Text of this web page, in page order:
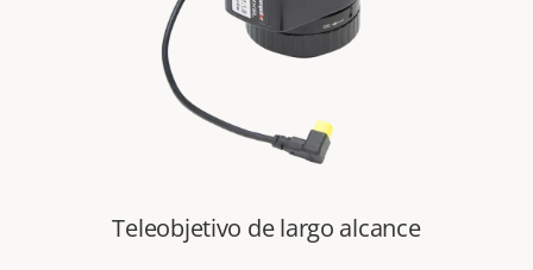
Teleobjetivo de largo alcance